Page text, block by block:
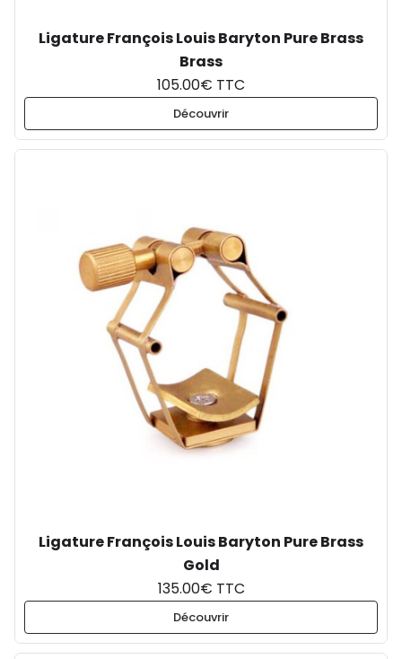
Ligature François Louis Baryton Pure Brass
Brass
105.00€ TTC
Découvrir
Ligature François Louis Baryton Pure Brass
Gold
135.00€ TTC
Découvrir